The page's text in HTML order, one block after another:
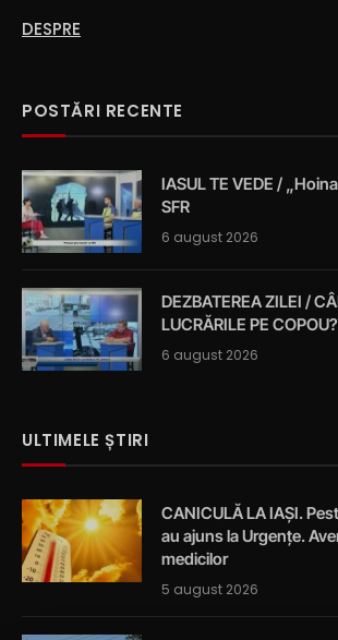
DESPRE
POSTĂRI RECENTE
IASUL TE VEDE /
SFR
6 august 2026
DEZBATEREA ZILEI /
LUCRĂRILE PE COPOU?
6 august 2026
ULTIMELE ȘTIRI
CANICULĂ LA IAȘI.
au ajuns la Urgențe.
medicilor
5 august 2026